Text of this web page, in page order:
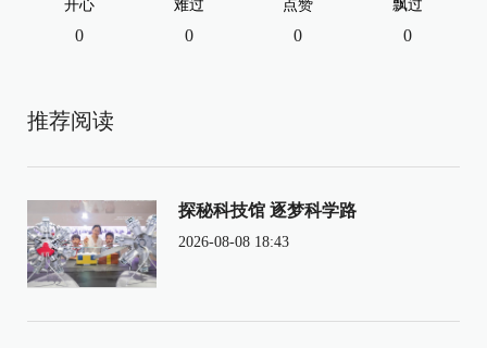
开心
0
难过
0
点赞
0
飘过
0
推荐阅读
探秘科技馆 逐梦科学路
2026-08-08 18:43